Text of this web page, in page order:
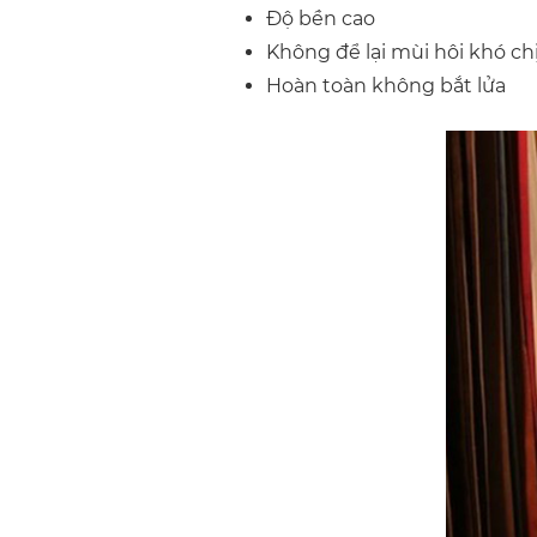
Độ bền cao
Không để lại mùi hôi khó
Hoàn toàn không bắt lửa